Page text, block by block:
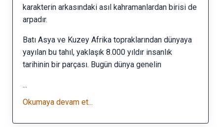
karakterin arkasındaki asıl kahramanlardan birisi de
arpadır.
Batı Asya ve Kuzey Afrika topraklarından dünyaya
yayılan bu tahıl, yaklaşık 8.000 yıldır insanlık
tarihinin bir parçası. Bugün dünya genelin
...
Okumaya devam et...